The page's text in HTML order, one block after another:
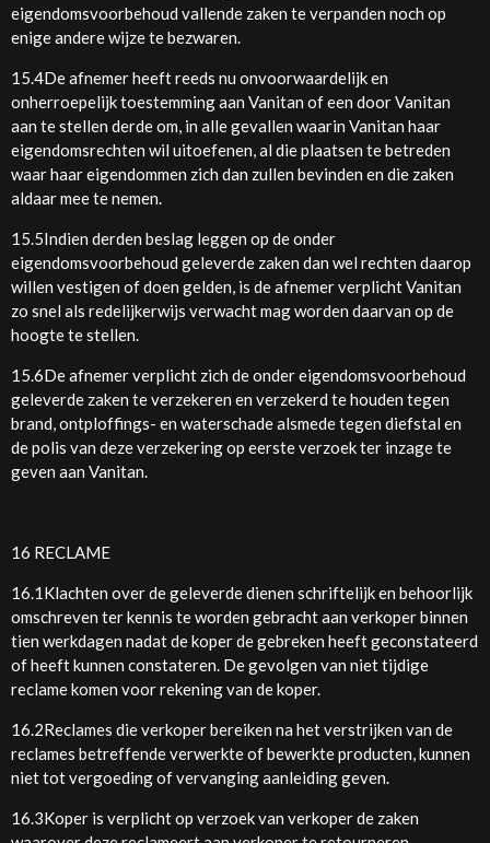
eigendomsvoorbehoud vallende zaken te verpanden noch op
enige andere wijze te bezwaren.
15.4De afnemer heeft reeds nu onvoorwaardelijk en
onherroepelijk toestemming aan Vanitan of een door Vanitan
aan te stellen derde om, in alle gevallen waarin Vanitan haar
eigendomsrechten wil uitoefenen, al die plaatsen te betreden
waar haar eigendommen zich dan zullen bevinden en die zaken
aldaar mee te nemen.
15.5Indien derden beslag leggen op de onder
eigendomsvoorbehoud geleverde zaken dan wel rechten daarop
willen vestigen of doen gelden, is de afnemer verplicht Vanitan
zo snel als redelijkerwijs verwacht mag worden daarvan op de
hoogte te stellen.
15.6De afnemer verplicht zich de onder eigendomsvoorbehoud
geleverde zaken te verzekeren en verzekerd te houden tegen
brand, ontploffings- en waterschade alsmede tegen diefstal en
de polis van deze verzekering op eerste verzoek ter inzage te
geven aan Vanitan.
16 RECLAME
16.1Klachten over de geleverde dienen schriftelijk en behoorlijk
omschreven ter kennis te worden gebracht aan verkoper binnen
tien werkdagen nadat de koper de gebreken heeft geconstateerd
of heeft kunnen constateren. De gevolgen van niet tijdige
reclame komen voor rekening van de koper.
16.2Reclames die verkoper bereiken na het verstrijken van de
reclames betreffende verwerkte of bewerkte producten, kunnen
niet tot vergoeding of vervanging aanleiding geven.
16.3Koper is verplicht op verzoek van verkoper de zaken